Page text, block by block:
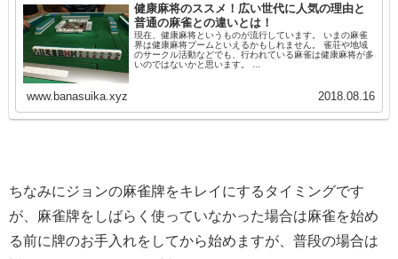
健康麻将のススメ！広い世代に人気の理由と
普通の麻雀との違いとは！
現在、健康麻将というものが流行しています。 いまの麻雀
界は健康麻将ブームといえるかもしれません。 雀荘や地域
のサークル活動などでも、行われている麻雀は健康麻将が多
いのではないかと思います。 ...
www.banasuika.xyz 2018.08.16
ちなみにジョンの麻雀牌をキレイにするタイミングです
が、麻雀牌をしばらく使っていなかった場合は麻雀を始め
る前に牌のお手入れをしてから始めますが、普段の場合は